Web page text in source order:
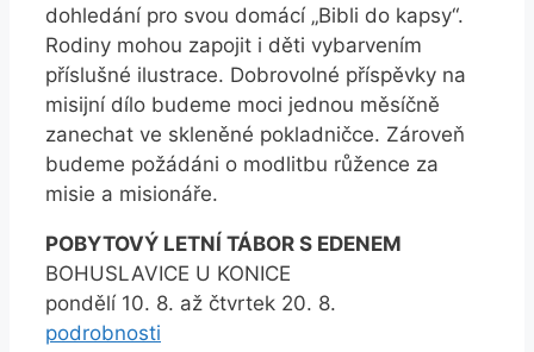
dohledání pro svou domácí „Bibli do kapsy“.
Rodiny mohou zapojit i děti vybarvením
příslušné ilustrace. Dobrovolné příspěvky na
misijní dílo budeme moci jednou měsíčně
zanechat ve skleněné pokladničce. Zároveň
budeme požádáni o modlitbu růžence za
misie a misionáře.
POBYTOVÝ LETNÍ TÁBOR S EDENEM
BOHUSLAVICE U KONICE
pondělí 10. 8. až čtvrtek 20. 8.
podrobnosti